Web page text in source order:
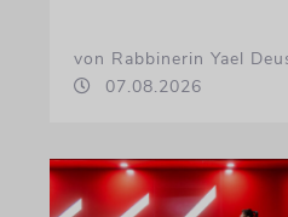
von Rabbinerin Yael
07.08.2026